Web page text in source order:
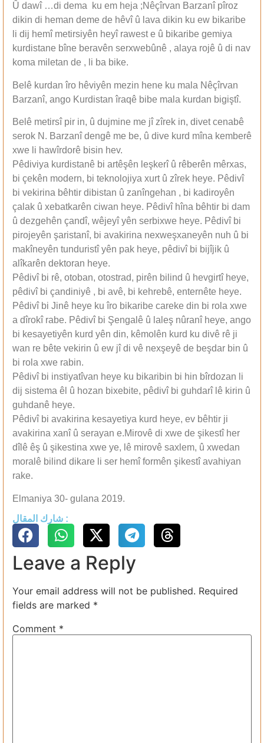
Û dawî …di dema ku em heja ;Nêçîrvan Barzanî pîroz
dikin di heman deme de hêvî û lava dikin ku ew bikaribe
li dij hemî metirsiyên heyî rawest e û bikaribe gemiya
kurdistane bîne beravên serxwebûnê , alaya rojê û di nav
koma miletan de , li ba bike.
Belê kurdan îro hêviyên mezin hene ku mala Nêçîrvan
Barzanî, ango Kurdistan îraqê bibe mala kurdan bigiştî.
Belê metirsî pir in, û dujmine me jî zîrek in, divet cenabê
serok N. Barzanî dengê me be, û dive kurd mîna kemberê
xwe li hawîrdorê bisin hev.
Pêdiviya kurdistanê bi artêşên leşkerî û rêberên mêrxas,
bi çekên modern, bi teknolojiya xurt û zîrek heye. Pêdivî
bi vekirina bêhtir dibistan û zanîngehan , bi kadiroyên
çalak û xebatkarên ciwan heye. Pêdivî hîna bêhtir bi dam
û dezgehên çandî, wêjeyî yên serbixwe heye. Pêdivî bi
pirojeyên şaristanî, bi avakirina nexweşxaneyên nuh û bi
makîneyên tunduristî yên pak heye, pêdivî bi bijîjik û
alîkarên dektoran heye.
Pêdivî bi rê, otoban, otostrad, pirên bilind û hevgirtî heye,
pêdivî bi çandiniyê , bi avê, bi kehrebê, enternête heye.
Pêdivî bi Jinê heye ku îro bikaribe careke din bi rola xwe
a dîrokî rabe. Pêdivî bi Şengalê û laleş nûranî heye, ango
bi kesayetiyên kurd yên din, kêmolên kurd ku divê rê ji
wan re bête vekirin û ew jî di vê nexşeyê de beşdar bin û
bi rola xwe rabin.
Pêdivî bi instiyatîvan heye ku bikaribin bi hin bîrdozan li
dij sistema êl û hozan bixebite, pêdivî bi guhdarî lê kirin û
guhdanê heye.
Pêdivî bi avakirina kesayetiya kurd heye, ev bêhtir ji
avakirina xanî û serayan e.Mirovê di xwe de şikestî her
dîlê êş û şikestina xwe ye, lê mirovê saxlem, û xwedan
moralê bilind dikare li ser hemî formên şikestî avahiyan
rake.
Elmaniya 30- gulana 2019.
شارك المقال :
Leave a Reply
Your email address will not be published. Required
fields are marked *
Comment *